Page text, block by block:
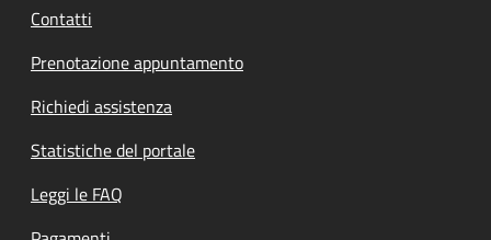
Contatti
Prenotazione appuntamento
Richiedi assistenza
Statistiche del portale
Leggi le FAQ